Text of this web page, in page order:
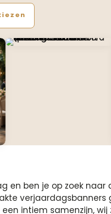
en ben je op zoek
intiem samenzijn,